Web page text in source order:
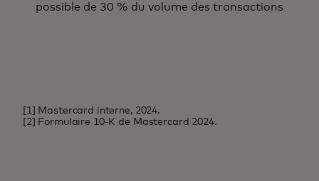
de Mastercard
possible de 30 % du volume des transactions
[1] Mastercard interne, 2024.
[2] Formulaire 10-K de Mastercard 2024.